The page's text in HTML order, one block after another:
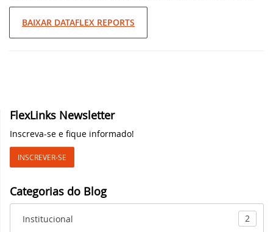
BAIXAR DATAFLEX REPORTS
FlexLinks Newsletter
Inscreva-se e fique informado!
INSCREVER-SE
Categorias do Blog
Institucional 2
Web - parte 2
chegou!
Participe da Live: Conheça o DataFlex 2023
DataFlex LibXL!